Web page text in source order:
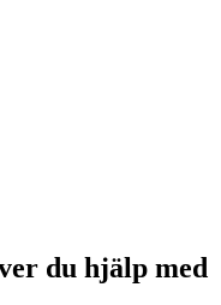
du hjälp med